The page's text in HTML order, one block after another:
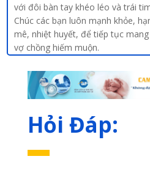
với đôi bàn tay khéo léo và trái
Chúc các bạn luôn mạnh khỏe,
mê, nhiệt huyết, để tiếp tục
vợ chồng hiếm muộn.
Hỏi Đáp: